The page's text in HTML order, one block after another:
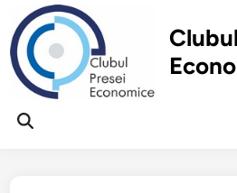
Перейти
содержимому
Открыть